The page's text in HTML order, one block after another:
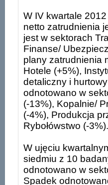
W IV kwartale
netto zatrudnienia
jest w sektorach
Finanse/
plany zatrudnienia
Hotele (+5%),
detaliczny i
odnotowano w
(-13%), Kopalnie/
(-4%), Produkcja
Rybołówstwo (-3%).
W ujęciu
siedmiu z 10
odnotowano w
Spadek